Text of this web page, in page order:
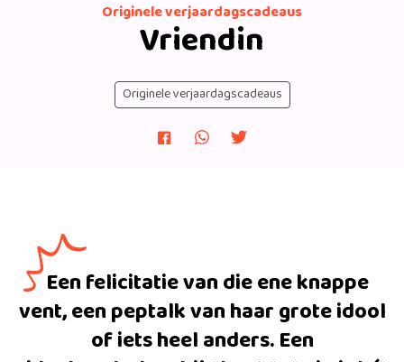
Originele verjaardagscadeaus
Vriendin
Originele verjaardagscadeaus
Een felicitatie van die ene knappe
vent, een peptalk van haar grote idool
of iets heel anders. Een